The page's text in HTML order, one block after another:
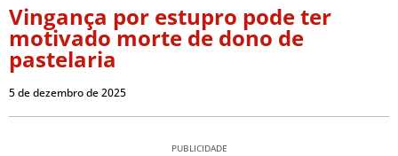
Vingança por estupro pode ter
motivado morte de dono de
pastelaria
5 de dezembro de 2025
PUBLICIDADE